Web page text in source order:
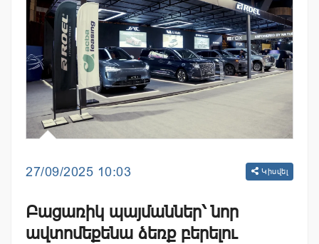
27/09/2025 10:03 Կիսվել
Բացառիկ պայմաններ՝ նոր
ավտոմեքենա ձեռք բերելու